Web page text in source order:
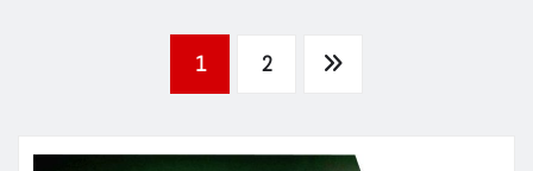
Paginación
de
1 2